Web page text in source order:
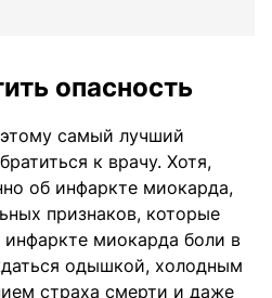
опасность
самый лучший
к врачу. Хотя,
об инфаркте миокарда,
признаков, которые
миокарда боли в
одышкой, холодным
страха смерти и даже